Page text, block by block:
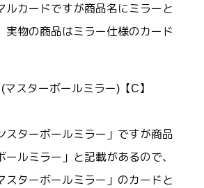
ルカードですが商品名にミラーと
実物の商品はミラー仕様のカード
スターボールミラー)【C】
スターボールミラー」ですが商品
ールミラー」と記載があるので、
スターボールミラー」のカードと